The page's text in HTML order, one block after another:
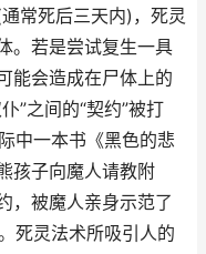
常死后三天内)，死灵
。若是尝试复生一具
能会造成在尸体上的
”之间的“契约”被打
中一本书《黑色的悲
孩子向魔人请教附
，被魔人亲身示范了
死灵法术所吸引人的